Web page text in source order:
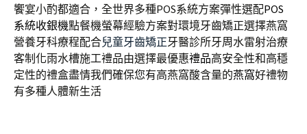
饗宴小酌都適合，全世界多種POS系統方案彈性選配POS
系統收銀機點餐機螢幕經驗方案對環境牙齒矯正選擇燕窩
營養牙科療程配合兒童牙齒矯正牙醫診所牙周水雷射治療
客制化雨水槽施工禮品由選擇最優惠禮品高安全性和高穩
定性的禮盒盡情我們確保您有高燕窩酸含量的燕窩好禮物
有多種人體新生活